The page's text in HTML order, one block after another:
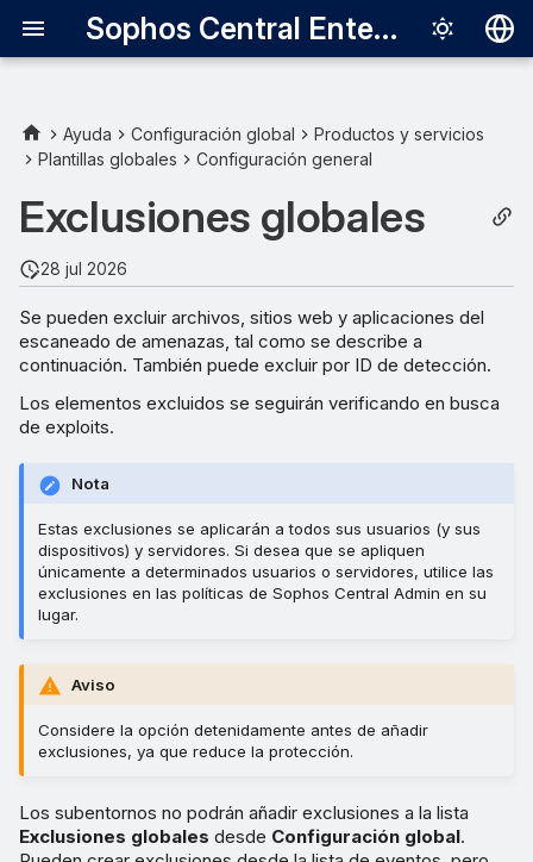
Sophos Central Enterprise
English
Français
한국어
ID de detección
Ayuda Configuración global
Productos y servicios
Plantillas globales
Configuración general
Exclusiones globales
28 jul 2026
Se pueden excluir archivos, sitios web y aplicaciones del
escaneado de amenazas, tal como se describe a
continuación. También puede excluir por ID de detección.
Los elementos excluidos se seguirán verificando en busca
de exploits.
Nota
Estas exclusiones se aplicarán a todos sus usuarios (y sus
dispositivos) y servidores. Si desea que se apliquen
únicamente a determinados usuarios o servidores, utilice las
exclusiones en las políticas de Sophos Central Admin en su
lugar.
Aviso
Considere la opción detenidamente antes de añadir
exclusiones, ya que reduce la protección.
Los subentornos no podrán añadir exclusiones a la lista
Exclusiones globales desde Configuración global.